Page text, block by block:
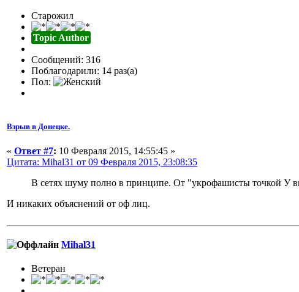
Старожил
Topic Author
Сообщений: 316
Поблагодарили: 14 раз(а)
Пол:
Взрыв в Донецке.
« Ответ #7: 10 Февраля 2015, 14:55:45 »
Цитата: Mihal31 от 09 Февраля 2015, 23:08:35
В сетях шуму полно в принципе. От "укрофашисты точкой У
И никаких объяснений от оф лиц.
Mihal31
Ветеран